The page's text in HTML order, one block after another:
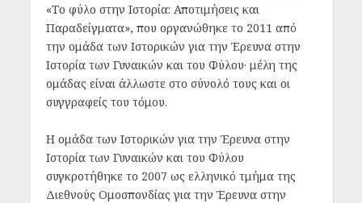
«Το φύλο στην Ιστορία: Αποτιμήσεις και
Παραδείγματα», που οργανώθηκε το 2011 από
την ομάδα των Ιστορικών για την Έρευνα στην
Ιστορία των Γυναικών και του Φύλου· μέλη της
ομάδας είναι άλλωστε στο σύνολό τους και οι
συγγραφείς του τόμου.
Η ομάδα των Ιστορικών για την Έρευνα στην
Ιστορία των Γυναικών και του Φύλου
συγκροτήθηκε το 2007 ως ελληνικό τμήμα της
Διεθνούς Ομοσπονδίας για την Έρευνα στην